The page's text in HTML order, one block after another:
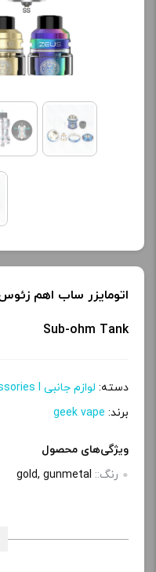
Sub-ohm Tank
دسته: لوازم جانبی Accessories l
برند: geek vape
ویژگی‌های محصول
رنگ:: gold, gunmetal